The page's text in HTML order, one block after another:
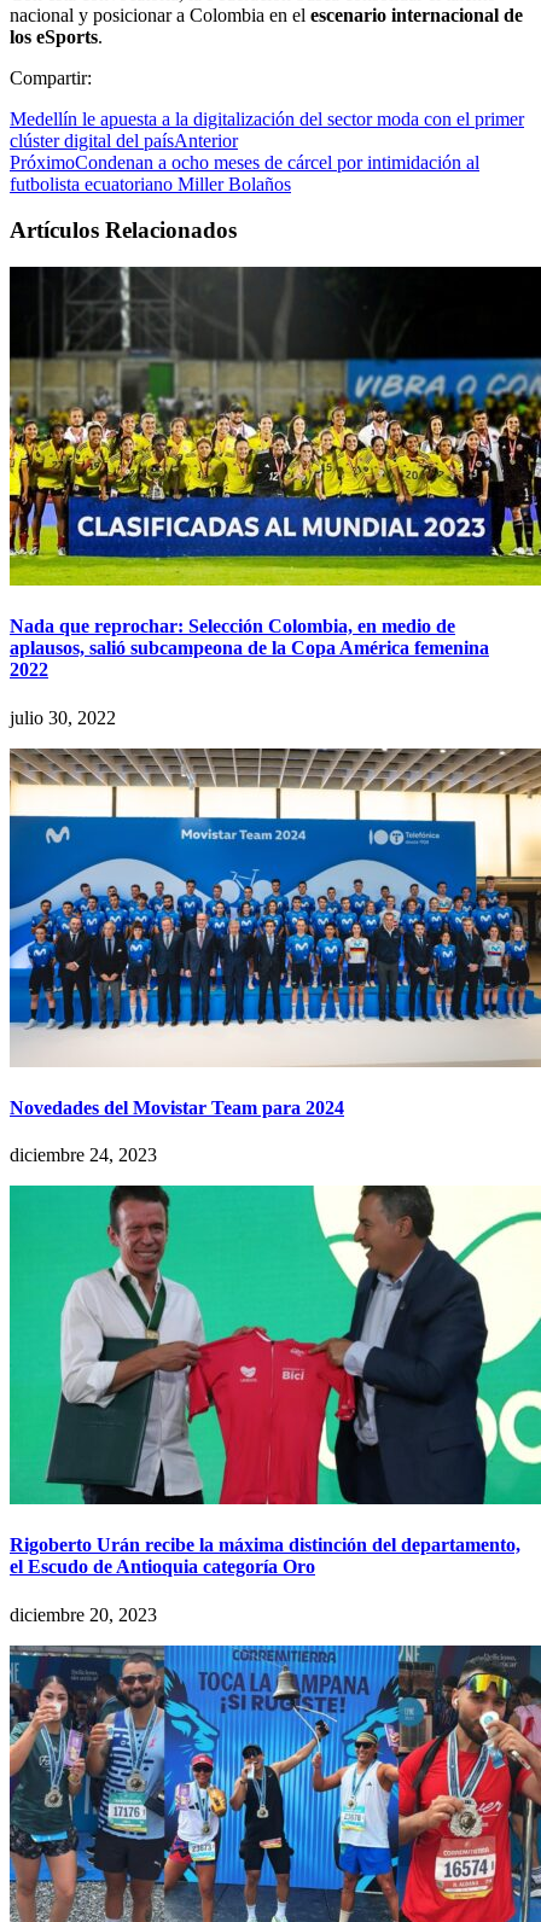
nacional y posicionar a Colombia en el escenario internacional de
los eSports.
Compartir:
Medellín le apuesta a la digitalización del sector moda con el primer
clúster digital del paísAnterior
PróximoCondenan a ocho meses de cárcel por intimidación al
futbolista ecuatoriano Miller Bolaños
Artículos Relacionados
Nada que reprochar: Selección Colombia, en medio de
aplausos, salió subcampeona de la Copa América femenina
2022
julio 30, 2022
Novedades del Movistar Team para 2024
diciembre 24, 2023
Rigoberto Urán recibe la máxima distinción del departamento,
el Escudo de Antioquia categoría Oro
diciembre 20, 2023